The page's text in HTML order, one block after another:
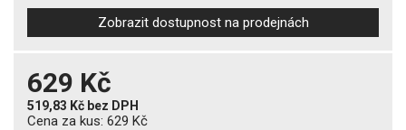
Zobrazit dostupnost na prodejnách
629 Kč
519,83 Kč bez DPH
Cena za kus: 629 Kč